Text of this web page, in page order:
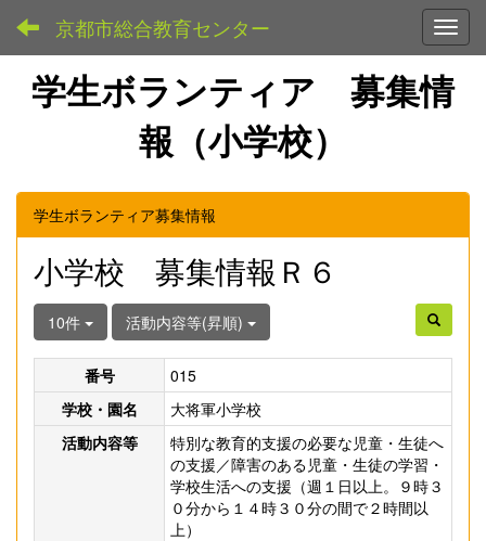
京都市総合教育センター
学生ボランティア 募集情
報（小学校）
学生ボランティア募集情報
小学校 募集情報Ｒ６
10件 活動内容等(昇順)
番号
015
学校・園名
大将軍小学校
活動内容等
特別な教育的支援の必要な児童・生徒へ
の支援／障害のある児童・生徒の学習・
学校生活への支援（週１日以上。９時３
０分から１４時３０分の間で２時間以
上）